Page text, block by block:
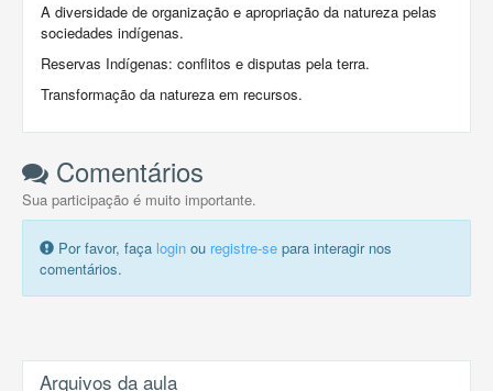
A diversidade de organização e apropriação da natureza pelas
sociedades indígenas.
Reservas Indígenas: conflitos e disputas pela terra.
Transformação da natureza em recursos.
Comentários
Sua participação é muito importante.
Por favor, faça login ou registre-se para interagir nos
comentários.
Arquivos da aula